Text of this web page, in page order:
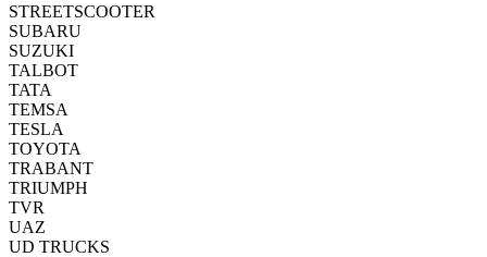
STREETSCOOTER
SUBARU
SUZUKI
TALBOT
TATA
TEMSA
TESLA
TOYOTA
TRABANT
TRIUMPH
TVR
UAZ
UD TRUCKS